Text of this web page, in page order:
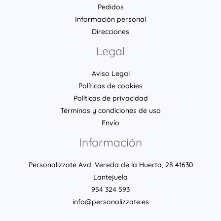
Pedidos
Información personal
Direcciones
Legal
Aviso Legal
Políticas de cookies
Políticas de privacidad
Términos y condiciones de uso
Envío
Información
Personalizzate Avd. Vereda de la Huerta, 28 41630
Lantejuela
954 324 593
info@personalizzate.es